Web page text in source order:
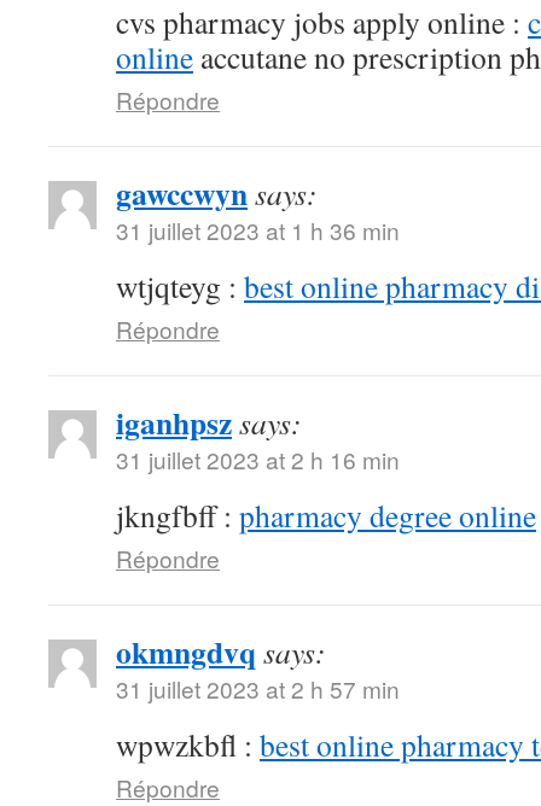
cvs pharmacy jobs apply online :
online accutane no prescription
Répondre
gawccwynsays:
31 juillet 2023 at 1 h 36 min
wtjqteyg : best online pharmacy
Répondre
iganhpszsays:
31 juillet 2023 at 2 h 16 min
jkngfbff : pharmacy degree online
Répondre
okmngdvq says:
31 juillet 2023 at 2 h 57 min
wpwzkbfl : best online pharmacy
Répondre